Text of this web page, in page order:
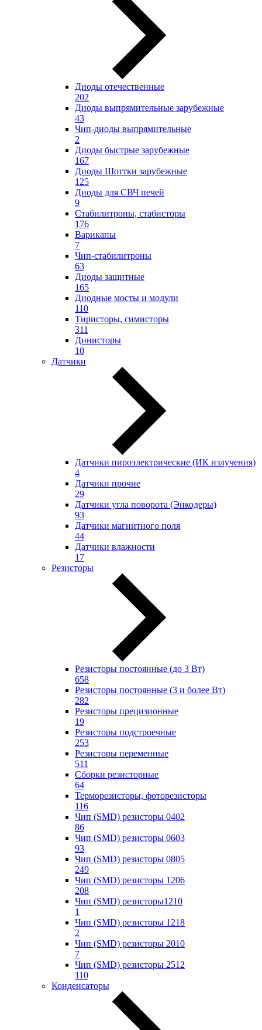
Диоды отечественные
202
Диоды выпрямительные зарубежные
43
Чип-диоды выпрямительные
2
Диоды быстрые зарубежные
167
Диоды Шоттки зарубежные
125
Диоды для СВЧ печей
9
Стабилитроны, стабисторы
176
Варикапы
7
Чип-стабилитроны
63
Диоды защитные
165
Диодные мосты и модули
110
Тиристоры, симисторы
311
Динисторы
10
Датчики
Датчики пироэлектрические (ИК излучения)
4
Датчики прочие
29
Датчики угла поворота (Энкодеры)
93
Датчики магнитного поля
44
Датчики влажности
17
Резисторы
Резисторы постоянные (до 3 Вт)
658
Резисторы постоянные (3 и более Вт)
282
Резисторы прецизионные
19
Резисторы подстроечные
253
Резисторы переменные
511
Сборки резисторные
64
Терморезисторы, фоторезисторы
116
Чип (SMD) резисторы 0402
86
Чип (SMD) резисторы 0603
93
Чип (SMD) резисторы 0805
249
Чип (SMD) резисторы 1206
208
Чип (SMD) резисторы1210
1
Чип (SMD) резисторы 1218
2
Чип (SMD) резисторы 2010
7
Чип (SMD) резисторы 2512
110
Конденсаторы